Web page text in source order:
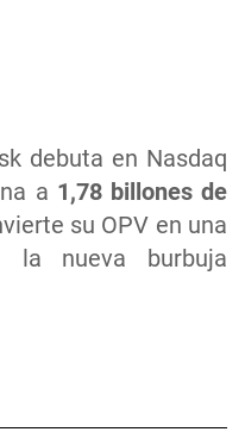
debuta en Nasdaq
a 1,78 billones de
su OPV en una
la nueva burbuja